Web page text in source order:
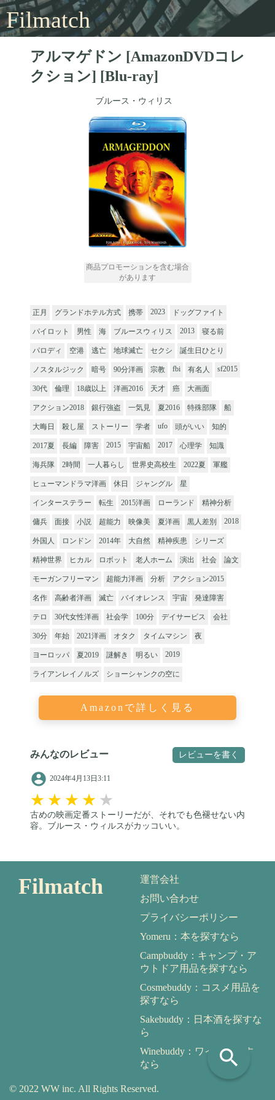
Filmatch
アルマゲドン [AmazonDVDコレ
クション] [Blu-ray]
ブルース・ウィリス
商品プロモーションを含む場合
があります
正月 グランドホテル方式 携帯 2023 ドッグファイト
パイロット 男性 海 ブルースウィリス 2013 寝る前
パロディ 空港 逃亡 地球滅亡 セクシ 誕生日ひとり
ノスタルジック 暗号 90分洋画 宗教 fbi 有名人 sf2015
30代 倫理 18歳以上 洋画2016 天才 癌 大画面
アクション2018 銀行強盗 一気見 夏2016 特殊部隊 船
大晦日 殺し屋 ストーリー 学者 ufo 頭がいい 知的
2017夏 長編 障害 2015 宇宙船 2017 心理学 知識
海兵隊 2時間 一人暮らし 世界史高校生 2022夏 軍艦
ヒューマンドラマ洋画 休日 ジャングル 星
インターステラー 転生 2015洋画 ローランド 精神分析
傭兵 面接 小説 超能力 映像美 夏洋画 黒人差別 2018
外国人 ロンドン 2014年 大自然 精神疾患 シリーズ
精神世界 ヒカル ロボット 老人ホーム 演出 社会 論文
モーガンフリーマン 超能力洋画 分析 アクション2015
名作 高齢者洋画 滅亡 バイオレンス 宇宙 発達障害
テロ 30代女性洋画 社会学 100分 デイサービス 会社
30分 年始 2021洋画 オタク タイムマシン 夜
ヨーロッパ 夏2019 謎解き 明るい 2019
ライアンレイノルズ ショーシャンクの空に
Amazonで詳しく見る
みんなのレビュー レビューを書く
2024年4月13日3:11
★ ★ ★ ★ ★
古めの映画定番ストーリーだが、それでも色褪せない内
容。ブルース・ウィルスがカッコいい。
search
Filmatch
運営会社
お問い合わせ
プライバシーポリシー
Yomeru：本を探すなら
Campbuddy：キャンプ・ア
ウトドア用品を探すなら
Cosmebuddy：コスメ用品を
探すなら
Sakebuddy：日本酒を探すな
ら
Winebuddy：ワインを探す
なら
© 2022 WW inc. All Rights Reserved.